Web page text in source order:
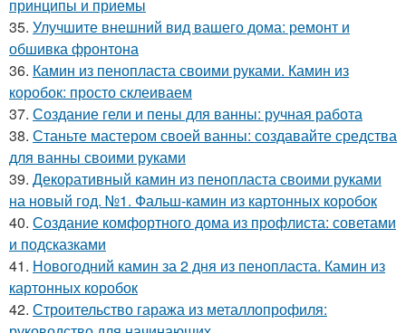
принципы и приемы
35. Улучшите внешний вид вашего дома: ремонт и
обшивка фронтона
36. Камин из пенопласта своими руками. Камин из
коробок: просто склеиваем
37. Создание гели и пены для ванны: ручная работа
38. Станьте мастером своей ванны: создавайте средства
для ванны своими руками
39. Декоративный камин из пенопласта своими руками
на новый год. №1. Фальш-камин из картонных коробок
40. Создание комфортного дома из профлиста: советами
и подсказками
41. Новогодний камин за 2 дня из пенопласта. Камин из
картонных коробок
42. Строительство гаража из металлопрофиля: